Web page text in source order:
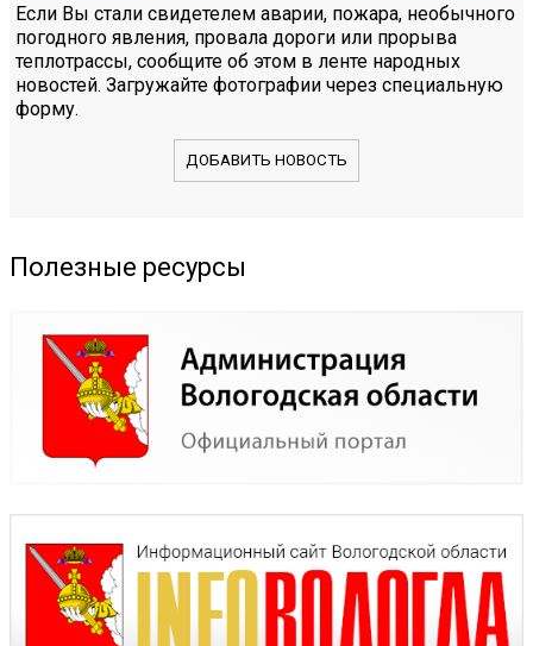
Если Вы стали свидетелем аварии, пожара, необычного
погодного явления, провала дороги или прорыва
теплотрассы, сообщите об этом в ленте народных
новостей. Загружайте фотографии через специальную
форму.
ДОБАВИТЬ НОВОСТЬ
Полезные ресурсы